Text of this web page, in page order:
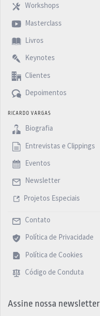
Workshops
Masterclass
Livros
Keynotes
Clientes
Depoimentos
RICARDO VARGAS
Biografia
Entrevistas e Clippings
Eventos
Newsletter
Projetos Especiais
Contato
Política de Privacidade
Política de Cookies
Código de Conduta
Assine nossa newsletter